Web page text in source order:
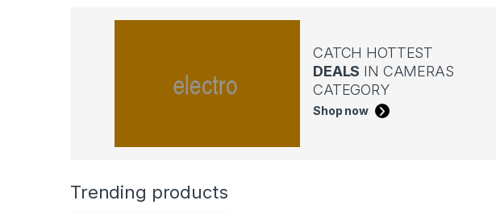
CATCH HOTTEST
DEALS IN CAMERAS
CATEGORY
Shop now
Trending products